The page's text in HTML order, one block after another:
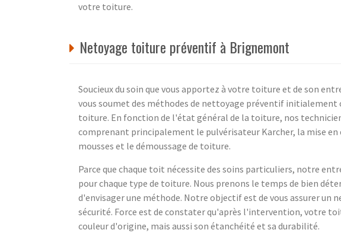
votre toiture.
Netoyage toiture préventif à Brignemont
Soucieux du soin que vous apportez à votre toiture et de son
vous soumet des méthodes de nettoyage préventif initialement
toiture. En fonction de l'état général de la toiture, nos
comprenant principalement le pulvérisateur Karcher, la mise en
mousses et le démoussage de toiture.
Parce que chaque toit nécessite des soins particuliers, notre
pour chaque type de toiture. Nous prenons le temps de bien
d'envisager une méthode. Notre objectif est de vous assurer
sécurité. Force est de constater qu'après l'intervention, votre
couleur d'origine, mais aussi son étanchéité et sa durabilité.